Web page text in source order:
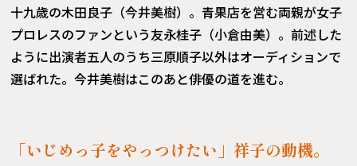
十九歳の木田良子（今井美樹）。青果店を営む両親が女子
プロレスのファンという友永桂子（小倉由美）。前述した
ように出演者五人のうち三原順子以外はオーディションで
選ばれた。今井美樹はこのあと俳優の道を進む。
「いじめっ子をやっつけたい」祥子の動機。